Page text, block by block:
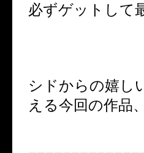
必ずゲットして
シドからの嬉し
える今回の作品